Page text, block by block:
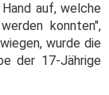
auf, welche
konnten",
wurde die
der 17-Jährige